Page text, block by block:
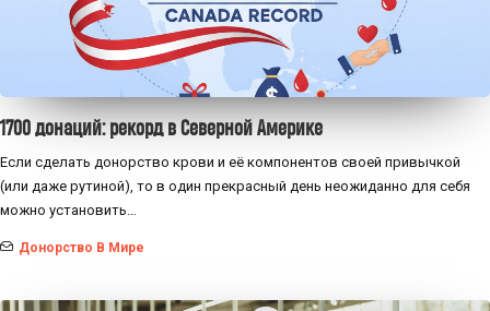
1700 донаций: рекорд в Северной Америке
Если сделать донорство крови и её компонентов своей привычкой
(или даже рутиной), то в один прекрасный день неожиданно для себя
можно установить…
Донорство В Мире